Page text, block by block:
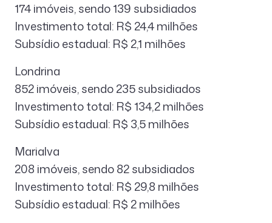
174 imóveis, sendo 139 subsidiados
Investimento total: R$ 24,4 milhões
Subsídio estadual: R$ 2,1 milhões
Londrina
852 imóveis, sendo 235 subsidiados
Investimento total: R$ 134,2 milhões
Subsídio estadual: R$ 3,5 milhões
Marialva
208 imóveis, sendo 82 subsidiados
Investimento total: R$ 29,8 milhões
Subsídio estadual: R$ 2 milhões